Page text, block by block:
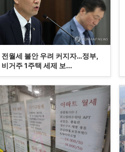
전월세 불안 우려 커지자…정부,
비거주 1주택 세제 보...